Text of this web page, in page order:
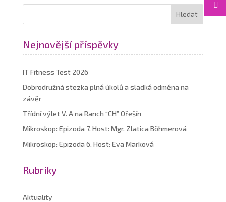

Nejnovější příspěvky
IT Fitness Test 2026
Dobrodružná stezka plná úkolů a sladká odměna na
závěr
Třídní výlet V. A na Ranch “CH” Ořešín
Mikroskop: Epizoda 7. Host: Mgr. Zlatica Böhmerová
Mikroskop: Epizoda 6. Host: Eva Marková
Rubriky
Aktuality